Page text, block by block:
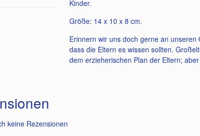
Kinder.
Größe: 14 x 10 x 8 cm.
Erinnern wir uns doch gerne an
dass die Eltern es wissen sollten.
dem erzieherischen Plan der Eltern;
keine Rezensionen